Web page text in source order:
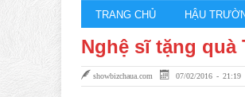
TRANG CHỦ HẬU
Nghệ sĩ tặng
showbizchaua.com 07/02/2016 - 21:19